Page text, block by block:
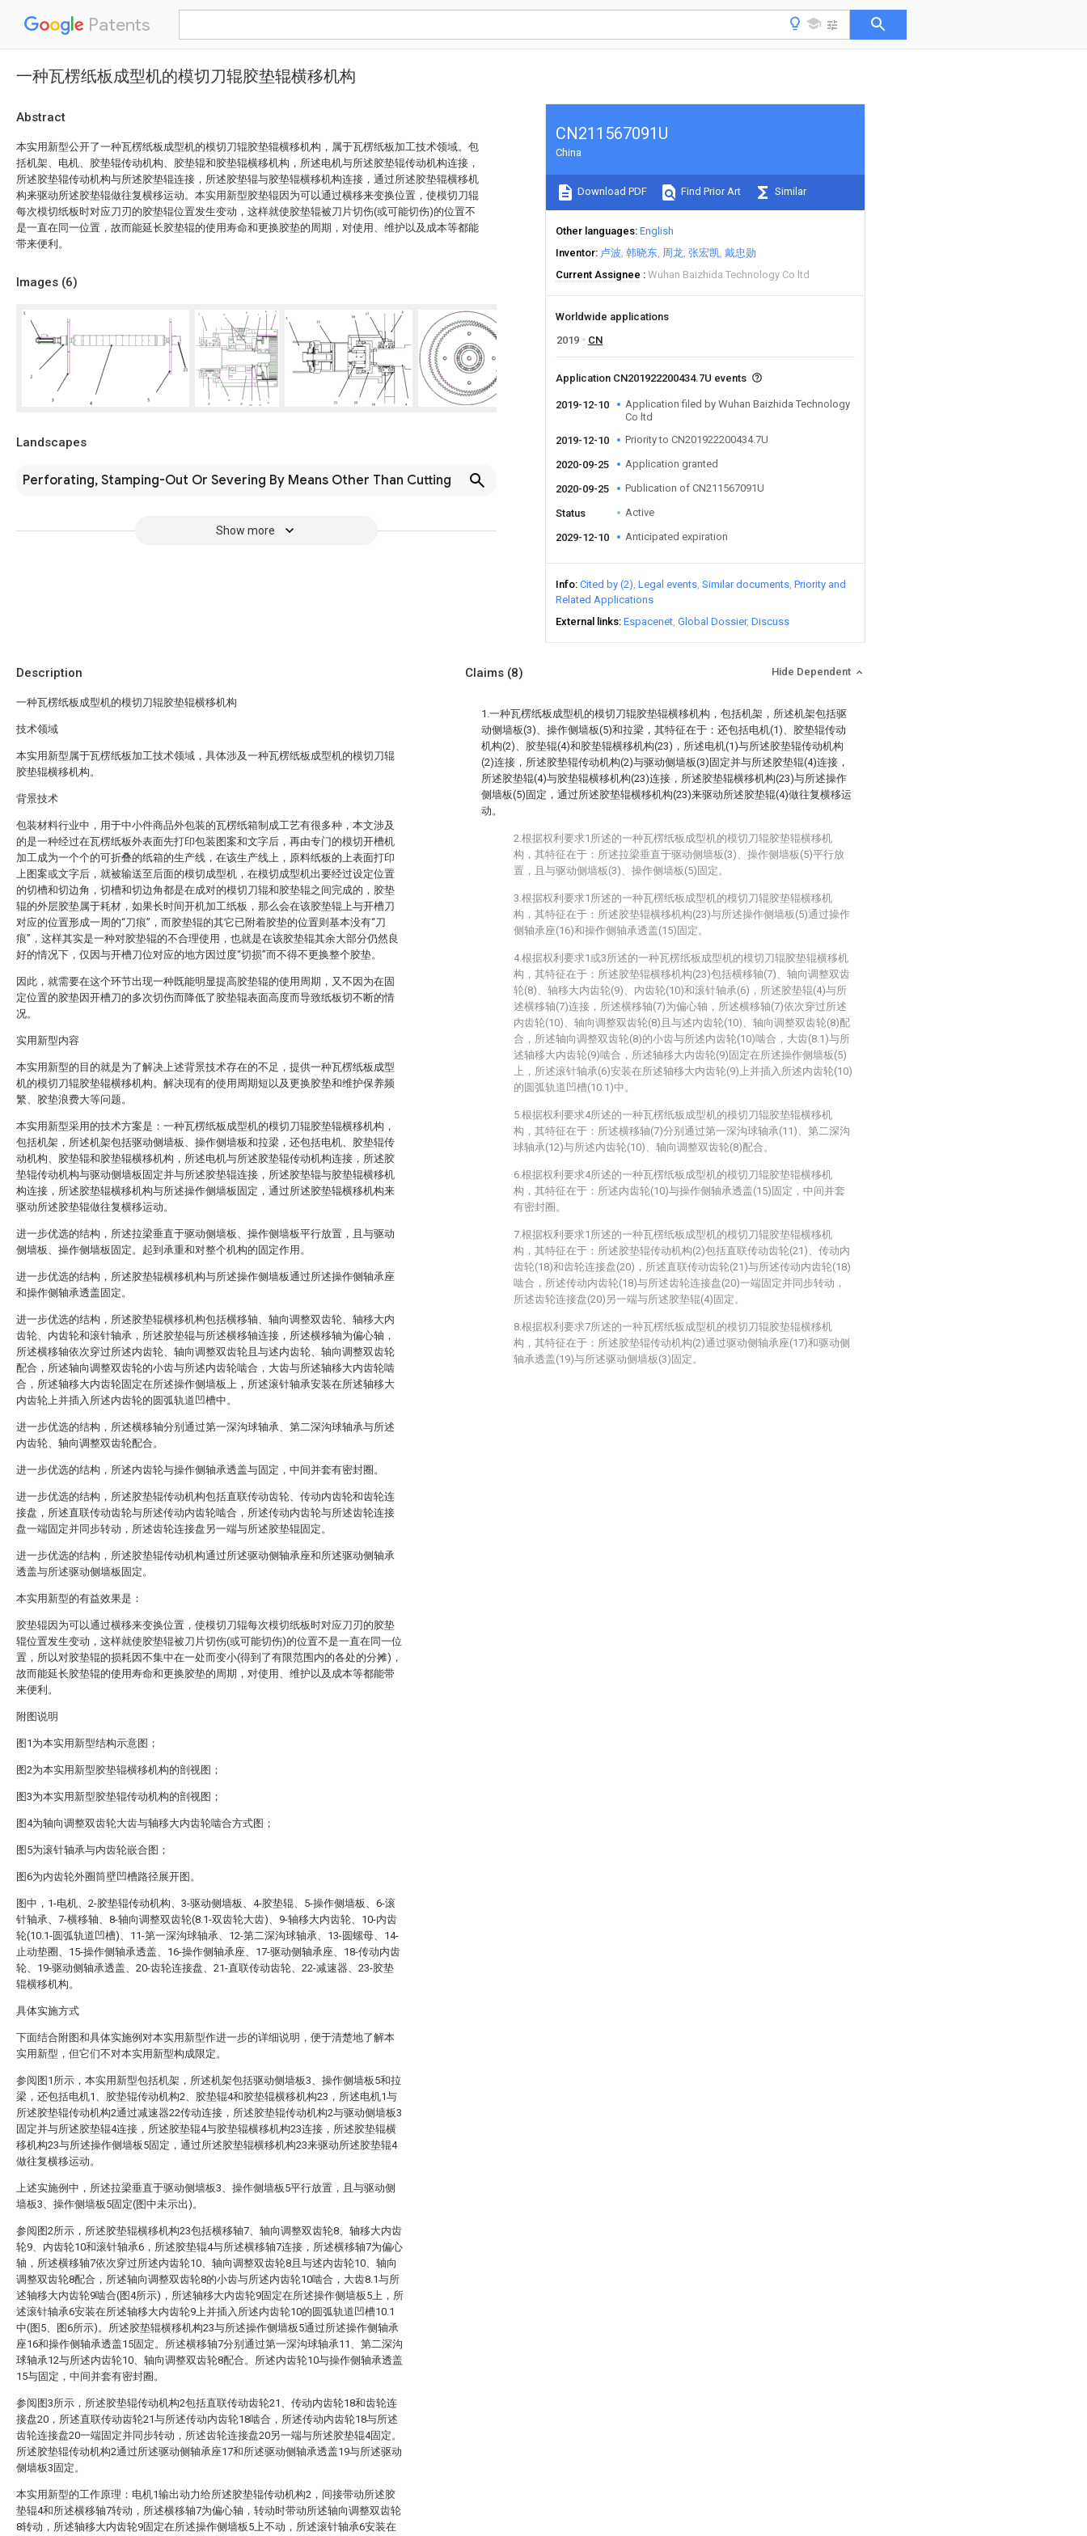
Patents
一种瓦楞纸板成型机的模切刀辊胶垫辊横移机构
Abstract
本实用新型公开了一种瓦楞纸板成型机的模切刀辊胶垫辊横移机构，属于瓦楞纸板加工技术领域。包
括机架、电机、胶垫辊传动机构、胶垫辊和胶垫辊横移机构，所述电机与所述胶垫辊传动机构连接，
所述胶垫辊传动机构与所述胶垫辊连接，所述胶垫辊与胶垫辊横移机构连接，通过所述胶垫辊横移机
构来驱动所述胶垫辊做往复横移运动。本实用新型胶垫辊因为可以通过横移来变换位置，使模切刀辊
每次模切纸板时对应刀刃的胶垫辊位置发生变动，这样就使胶垫辊被刀片切伤(或可能切伤)的位置不
是一直在同一位置，故而能延长胶垫辊的使用寿命和更换胶垫的周期，对使用、维护以及成本等都能
带来便利。
Images (6)
Landscapes
Perforating, Stamping-Out Or Severing By Means Other Than Cutting
Show more
CN211567091U
China
Download PDF Find Prior Art Similar
Other languages English
Inventor 卢波 韩晓东 周龙 张宏凯 戴忠勋
Current Assignee
Wuhan Baizhida Technology Co ltd
Worldwide applications
2019
CN
Application CN201922200434.7U events
2019-12-10
Application filed by Wuhan Baizhida Technology
Co ltd
2019-12-10
Priority to CN201922200434.7U
2020-09-25 Application granted
2020-09-25 Publication of CN211567091U
Status Active
2029-12-10 Anticipated expiration
Info Cited by (2) Legal events Similar documents Priority and
Related Applications
External links Espacenet Global Dossier Discuss
Description
一种瓦楞纸板成型机的模切刀辊胶垫辊横移机构
技术领域
本实用新型属于瓦楞纸板加工技术领域，具体涉及一种瓦楞纸板成型机的模切刀辊
胶垫辊横移机构。
背景技术
包装材料行业中，用于中小件商品外包装的瓦楞纸箱制成工艺有很多种，本文涉及
的是一种经过在瓦楞纸板外表面先打印包装图案和文字后，再由专门的模切开槽机
加工成为一个个的可折叠的纸箱的生产线，在该生产线上，原料纸板的上表面打印
上图案或文字后，就被输送至后面的模切成型机，在模切成型机出要经过设定位置
的切槽和切边角，切槽和切边角都是在成对的模切刀辊和胶垫辊之间完成的，胶垫
辊的外层胶垫属于耗材，如果长时间开机加工纸板，那么会在该胶垫辊上与开槽刀
对应的位置形成一周的“刀痕”，而胶垫辊的其它已附着胶垫的位置则基本没有“刀
痕”，这样其实是一种对胶垫辊的不合理使用，也就是在该胶垫辊其余大部分仍然良
好的情况下，仅因与开槽刀位对应的地方因过度“切损”而不得不更换整个胶垫。
因此，就需要在这个环节出现一种既能明显提高胶垫辊的使用周期，又不因为在固
定位置的胶垫因开槽刀的多次切伤而降低了胶垫辊表面高度而导致纸板切不断的情
况。
实用新型内容
本实用新型的目的就是为了解决上述背景技术存在的不足，提供一种瓦楞纸板成型
机的模切刀辊胶垫辊横移机构。解决现有的使用周期短以及更换胶垫和维护保养频
繁、胶垫浪费大等问题。
本实用新型采用的技术方案是：一种瓦楞纸板成型机的模切刀辊胶垫辊横移机构，
包括机架，所述机架包括驱动侧墙板、操作侧墙板和拉梁，还包括电机、胶垫辊传
动机构、胶垫辊和胶垫辊横移机构，所述电机与所述胶垫辊传动机构连接，所述胶
垫辊传动机构与驱动侧墙板固定并与所述胶垫辊连接，所述胶垫辊与胶垫辊横移机
构连接，所述胶垫辊横移机构与所述操作侧墙板固定，通过所述胶垫辊横移机构来
驱动所述胶垫辊做往复横移运动。
进一步优选的结构，所述拉梁垂直于驱动侧墙板、操作侧墙板平行放置，且与驱动
侧墙板、操作侧墙板固定。起到承重和对整个机构的固定作用。
进一步优选的结构，所述胶垫辊横移机构与所述操作侧墙板通过所述操作侧轴承座
和操作侧轴承透盖固定。
进一步优选的结构，所述胶垫辊横移机构包括横移轴、轴向调整双齿轮、轴移大内
齿轮、内齿轮和滚针轴承，所述胶垫辊与所述横移轴连接，所述横移轴为偏心轴，
所述横移轴依次穿过所述内齿轮、轴向调整双齿轮且与述内齿轮、轴向调整双齿轮
配合，所述轴向调整双齿轮的小齿与所述内齿轮啮合，大齿与所述轴移大内齿轮啮
合，所述轴移大内齿轮固定在所述操作侧墙板上，所述滚针轴承安装在所述轴移大
内齿轮上并插入所述内齿轮的圆弧轨道凹槽中。
进一步优选的结构，所述横移轴分别通过第一深沟球轴承、第二深沟球轴承与所述
内齿轮、轴向调整双齿轮配合。
进一步优选的结构，所述内齿轮与操作侧轴承透盖与固定，中间并套有密封圈。
进一步优选的结构，所述胶垫辊传动机构包括直联传动齿轮、传动内齿轮和齿轮连
接盘，所述直联传动齿轮与所述传动内齿轮啮合，所述传动内齿轮与所述齿轮连接
盘一端固定并同步转动，所述齿轮连接盘另一端与所述胶垫辊固定。
进一步优选的结构，所述胶垫辊传动机构通过所述驱动侧轴承座和所述驱动侧轴承
透盖与所述驱动侧墙板固定。
本实用新型的有益效果是：
胶垫辊因为可以通过横移来变换位置，使模切刀辊每次模切纸板时对应刀刃的胶垫
辊位置发生变动，这样就使胶垫辊被刀片切伤(或可能切伤)的位置不是一直在同一位
置，所以对胶垫辊的损耗因不集中在一处而变小(得到了有限范围内的各处的分摊)，
故而能延长胶垫辊的使用寿命和更换胶垫的周期，对使用、维护以及成本等都能带
来便利。
附图说明
图1为本实用新型结构示意图；
图2为本实用新型胶垫辊横移机构的剖视图；
图3为本实用新型胶垫辊传动机构的剖视图；
图4为轴向调整双齿轮大齿与轴移大内齿轮啮合方式图；
图5为滚针轴承与内齿轮嵌合图；
图6为内齿轮外圈筒壁凹槽路径展开图。
图中，1-电机、2-胶垫辊传动机构、3-驱动侧墙板、4-胶垫辊、5-操作侧墙板、6-滚
针轴承、7-横移轴、8-轴向调整双齿轮(8.1-双齿轮大齿)、9-轴移大内齿轮、10-内齿
轮(10.1-圆弧轨道凹槽)、11-第一深沟球轴承、12-第二深沟球轴承、13-圆螺母、14-
止动垫圈、15-操作侧轴承透盖、16-操作侧轴承座、17-驱动侧轴承座、18-传动内齿
轮、19-驱动侧轴承透盖、20-齿轮连接盘、21-直联传动齿轮、22-减速器、23-胶垫
辊横移机构。
具体实施方式
下面结合附图和具体实施例对本实用新型作进一步的详细说明，便于清楚地了解本
实用新型，但它们不对本实用新型构成限定。
参阅图1所示，本实用新型包括机架，所述机架包括驱动侧墙板3、操作侧墙板5和拉
梁，还包括电机1、胶垫辊传动机构2、胶垫辊4和胶垫辊横移机构23，所述电机1与
所述胶垫辊传动机构2通过减速器22传动连接，所述胶垫辊传动机构2与驱动侧墙板3
固定并与所述胶垫辊4连接，所述胶垫辊4与胶垫辊横移机构23连接，所述胶垫辊横
移机构23与所述操作侧墙板5固定，通过所述胶垫辊横移机构23来驱动所述胶垫辊4
做往复横移运动。
上述实施例中，所述拉梁垂直于驱动侧墙板3、操作侧墙板5平行放置，且与驱动侧
墙板3、操作侧墙板5固定(图中未示出)。
参阅图2所示，所述胶垫辊横移机构23包括横移轴7、轴向调整双齿轮8、轴移大内齿
轮9、内齿轮10和滚针轴承6，所述胶垫辊4与所述横移轴7连接，所述横移轴7为偏心
轴，所述横移轴7依次穿过所述内齿轮10、轴向调整双齿轮8且与述内齿轮10、轴向
调整双齿轮8配合，所述轴向调整双齿轮8的小齿与所述内齿轮10啮合，大齿8.1与所
述轴移大内齿轮9啮合(图4所示)，所述轴移大内齿轮9固定在所述操作侧墙板5上，所
述滚针轴承6安装在所述轴移大内齿轮9上并插入所述内齿轮10的圆弧轨道凹槽10.1
中(图5、图6所示)。所述胶垫辊横移机构23与所述操作侧墙板5通过所述操作侧轴承
座16和操作侧轴承透盖15固定。所述横移轴7分别通过第一深沟球轴承11、第二深沟
球轴承12与所述内齿轮10、轴向调整双齿轮8配合。所述内齿轮10与操作侧轴承透盖
15与固定，中间并套有密封圈。
参阅图3所示，所述胶垫辊传动机构2包括直联传动齿轮21、传动内齿轮18和齿轮连
接盘20，所述直联传动齿轮21与所述传动内齿轮18啮合，所述传动内齿轮18与所述
齿轮连接盘20一端固定并同步转动，所述齿轮连接盘20另一端与所述胶垫辊4固定。
所述胶垫辊传动机构2通过所述驱动侧轴承座17和所述驱动侧轴承透盖19与所述驱动
侧墙板3固定。
本实用新型的工作原理：电机1输出动力给所述胶垫辊传动机构2，间接带动所述胶
垫辊4和所述横移轴7转动，所述横移轴7为偏心轴，转动时带动所述轴向调整双齿轮
8转动，所述轴移大内齿轮9固定在所述操作侧墙板5上不动，所述滚针轴承6安装在
Claims (8) Hide Dependent
1.一种瓦楞纸板成型机的模切刀辊胶垫辊横移机构，包括机架，所述机架包括驱
动侧墙板(3)、操作侧墙板(5)和拉梁，其特征在于：还包括电机(1)、胶垫辊传动
机构(2)、胶垫辊(4)和胶垫辊横移机构(23)，所述电机(1)与所述胶垫辊传动机构
(2)连接，所述胶垫辊传动机构(2)与驱动侧墙板(3)固定并与所述胶垫辊(4)连接，
所述胶垫辊(4)与胶垫辊横移机构(23)连接，所述胶垫辊横移机构(23)与所述操作
侧墙板(5)固定，通过所述胶垫辊横移机构(23)来驱动所述胶垫辊(4)做往复横移运
动。
2.根据权利要求1所述的一种瓦楞纸板成型机的模切刀辊胶垫辊横移机
构，其特征在于：所述拉梁垂直于驱动侧墙板(3)、操作侧墙板(5)平行放
置，且与驱动侧墙板(3)、操作侧墙板(5)固定。
3.根据权利要求1所述的一种瓦楞纸板成型机的模切刀辊胶垫辊横移机
构，其特征在于：所述胶垫辊横移机构(23)与所述操作侧墙板(5)通过操作
侧轴承座(16)和操作侧轴承透盖(15)固定。
4.根据权利要求1或3所述的一种瓦楞纸板成型机的模切刀辊胶垫辊横移机
构，其特征在于：所述胶垫辊横移机构(23)包括横移轴(7)、轴向调整双齿
轮(8)、轴移大内齿轮(9)、内齿轮(10)和滚针轴承(6)，所述胶垫辊(4)与所
述横移轴(7)连接，所述横移轴(7)为偏心轴，所述横移轴(7)依次穿过所述
内齿轮(10)、轴向调整双齿轮(8)且与述内齿轮(10)、轴向调整双齿轮(8)配
合，所述轴向调整双齿轮(8)的小齿与所述内齿轮(10)啮合，大齿(8.1)与所
述轴移大内齿轮(9)啮合，所述轴移大内齿轮(9)固定在所述操作侧墙板(5)
上，所述滚针轴承(6)安装在所述轴移大内齿轮(9)上并插入所述内齿轮(10)
的圆弧轨道凹槽(10.1)中。
5.根据权利要求4所述的一种瓦楞纸板成型机的模切刀辊胶垫辊横移机
构，其特征在于：所述横移轴(7)分别通过第一深沟球轴承(11)、第二深沟
球轴承(12)与所述内齿轮(10)、轴向调整双齿轮(8)配合。
6.根据权利要求4所述的一种瓦楞纸板成型机的模切刀辊胶垫辊横移机
构，其特征在于：所述内齿轮(10)与操作侧轴承透盖(15)固定，中间并套
有密封圈。
7.根据权利要求1所述的一种瓦楞纸板成型机的模切刀辊胶垫辊横移机
构，其特征在于：所述胶垫辊传动机构(2)包括直联传动齿轮(21)、传动内
齿轮(18)和齿轮连接盘(20)，所述直联传动齿轮(21)与所述传动内齿轮(18)
啮合，所述传动内齿轮(18)与所述齿轮连接盘(20)一端固定并同步转动，
所述齿轮连接盘(20)另一端与所述胶垫辊(4)固定。
8.根据权利要求7所述的一种瓦楞纸板成型机的模切刀辊胶垫辊横移机
构，其特征在于：所述胶垫辊传动机构(2)通过驱动侧轴承座(17)和驱动侧
轴承透盖(19)与所述驱动侧墙板(3)固定。